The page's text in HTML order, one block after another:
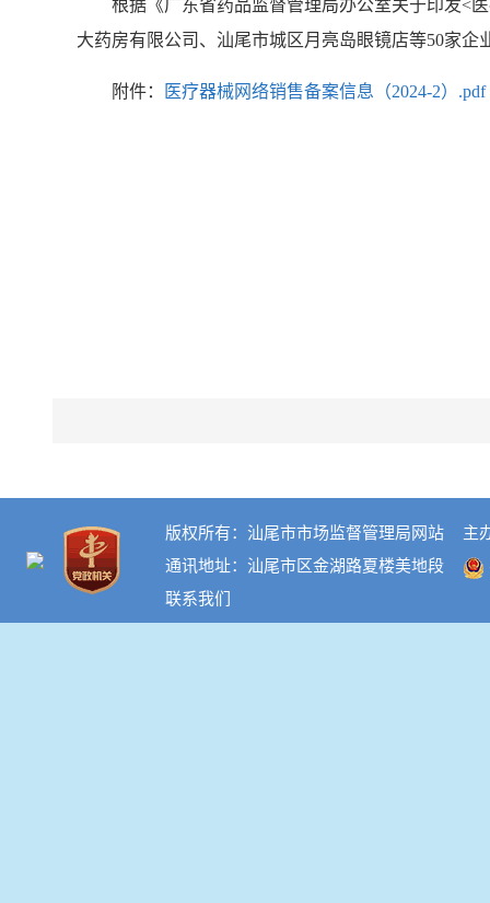
根据《广东省药品监督管理局办公室关于印发<医
大药房有限公司、汕尾市城区月亮岛眼镜店等50家
附件： 医疗器械网络销售备案信息（2024-2）.pdf
版权所有：汕尾市市场监督管理局网站
主
通讯地址：汕尾市区金湖路夏楼美地段
联系我们